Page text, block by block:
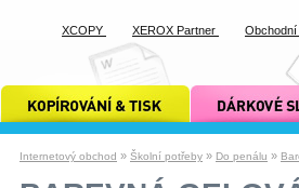
Internetový obchod » Školní potřeby » Do penálu »
kopírování a tisk xcopy dárkové služby xcopy
XCOPY XEROX Partner